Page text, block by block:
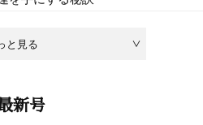
と見る
新号